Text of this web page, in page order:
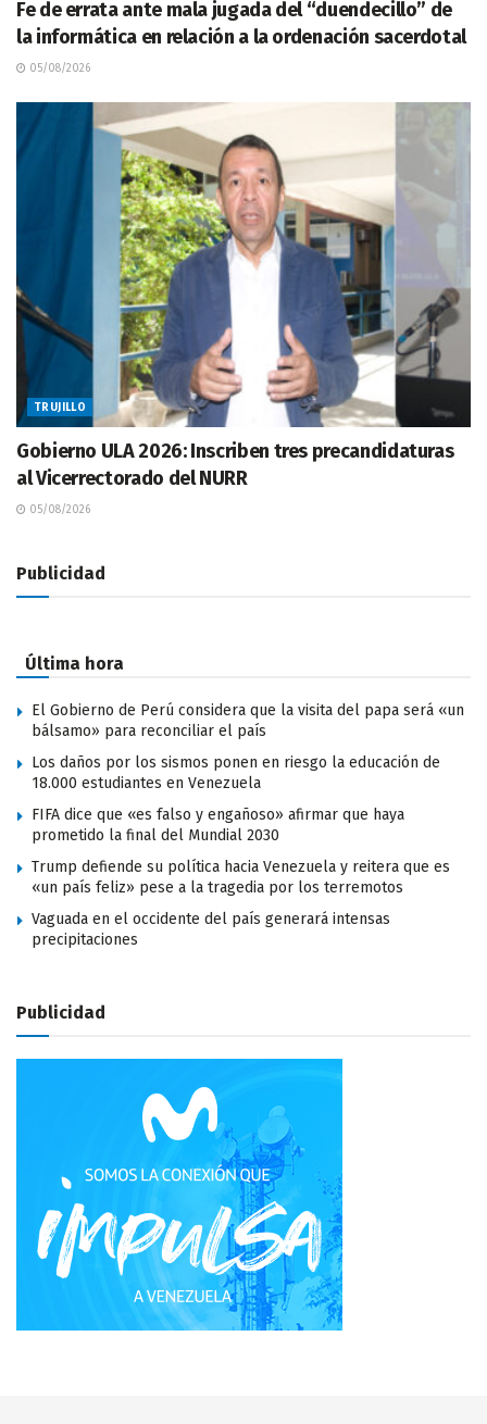
Fe de errata ante mala jugada del “duendecillo” de
la informática en relación a la ordenación sacerdotal
05/08/2026
TRUJILLO
Gobierno ULA 2026: Inscriben tres precandidaturas
al Vicerrectorado del NURR
05/08/2026
Publicidad
Última hora
El Gobierno de Perú considera que la visita del papa será «un
bálsamo» para reconciliar el país
Los daños por los sismos ponen en riesgo la educación de
18.000 estudiantes en Venezuela
FIFA dice que «es falso y engañoso» afirmar que haya
prometido la final del Mundial 2030
Trump defiende su política hacia Venezuela y reitera que es
«un país feliz» pese a la tragedia por los terremotos
Vaguada en el occidente del país generará intensas
precipitaciones
Publicidad